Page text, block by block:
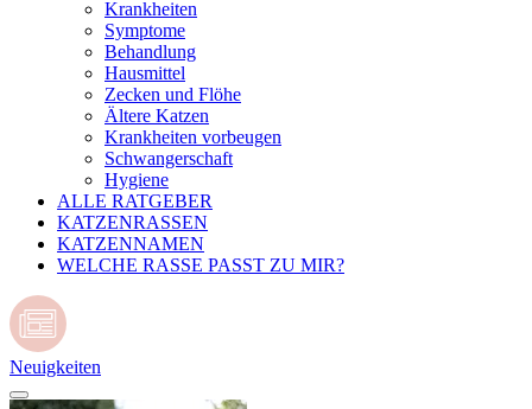
Krankheiten
Symptome
Behandlung
Hausmittel
Zecken und Flöhe
Ältere Katzen
Krankheiten vorbeugen
Schwangerschaft
Hygiene
ALLE RATGEBER
KATZENRASSEN
KATZENNAMEN
WELCHE RASSE PASST ZU MIR?
Neuigkeiten